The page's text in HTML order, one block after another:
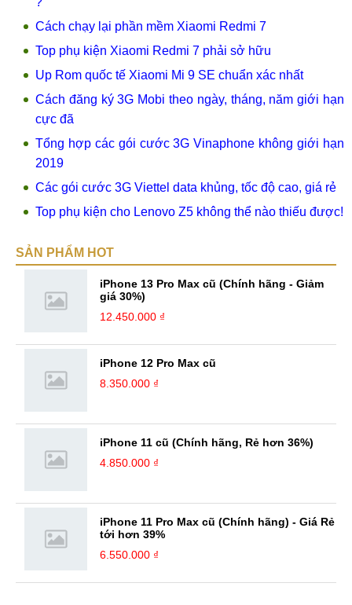
Cách chạy lại phần mềm Xiaomi Redmi 7
Top phụ kiện Xiaomi Redmi 7 phải sở hữu
Up Rom quốc tế Xiaomi Mi 9 SE chuẩn xác nhất
Cách đăng ký 3G Mobi theo ngày, tháng, năm giới hạn
cực đã
Tổng hợp các gói cước 3G Vinaphone không giới hạn
2019
Các gói cước 3G Viettel data khủng, tốc độ cao, giá rẻ
Top phụ kiện cho Lenovo Z5 không thể nào thiếu được!
SẢN PHẨM HOT
iPhone 13 Pro Max cũ (Chính hãng - Giảm
giá 30%)
12.450.000 ₫
iPhone 12 Pro Max cũ
8.350.000 ₫
iPhone 11 cũ (Chính hãng, Rẻ hơn 36%)
4.850.000 ₫
iPhone 11 Pro Max cũ (Chính hãng) - Giá Rẻ
tới hơn 39%
6.550.000 ₫